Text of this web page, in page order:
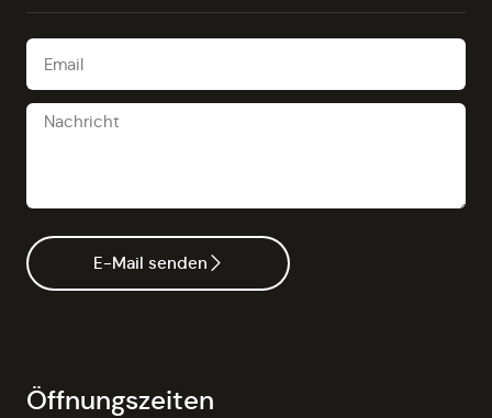
E-Mail senden
Öffnungszeiten